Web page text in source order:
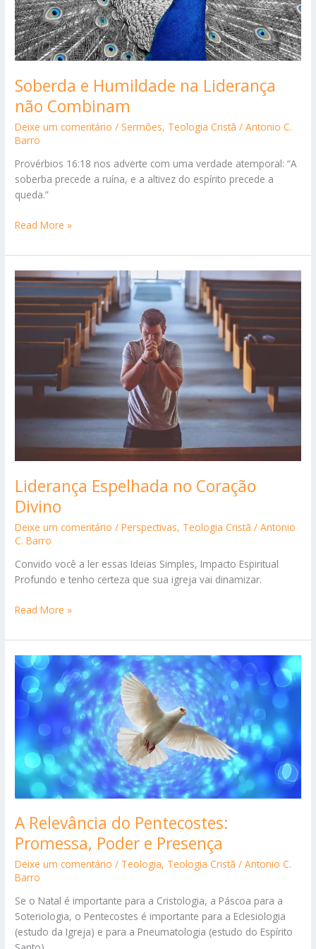
Soberda e Humildade na Liderança
não Combinam
Deixe um comentário /Sermões, Teologia Cristã /Antonio C.
Barro
Provérbios 16:18 nos adverte com uma verdade atemporal: “A
soberba precede a ruína, e a altivez do espírito precede a
queda.”
Soberda
Humildade
na
Liderança
não
Combinam
Read More »
Liderança Espelhada no Coração
Divino
Deixe um comentário /Perspectivas, Teologia Cristã /Antonio
C. Barro
Convido você a ler essas Ideias Simples, Impacto Espiritual
Profundo e tenho certeza que sua igreja vai dinamizar.
Liderança
no
Coração
Divino
Read More »
A Relevância do Pentecostes:
Promessa, Poder e Presença
Deixe um comentário / Teologia, Teologia Cristã /Antonio C.
Barro
Se o Natal é importante para a Cristologia, a Páscoa para a
Soteriologia, o Pentecostes é importante para a Eclesiologia
(estudo da Igreja) e para a Pneumatologia (estudo do Espírito